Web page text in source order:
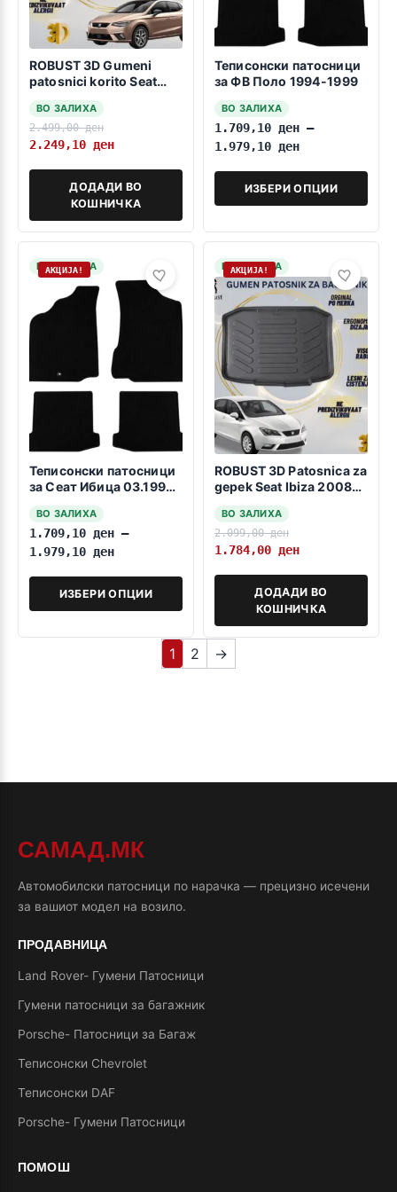
ROBUST 3D Gumeni
patosnici korito Seat
ВО ЗАЛИХА
2.499,00ден
2.249,10 ден
ДОДАДИ ВО
КОШНИЧКА
Теписонски патосници
за ФВ Поло 1994-1999
ВО ЗАЛИХА
1.709,10 ден –
1.979,10 ден
ИЗБЕРИ ОПЦИИ
НА ЗАЛИХА
АКЦИЈА!
Теписонски патосници
за Сеат Ибица 03.1993-
ВО ЗАЛИХА
1.709,10 ден –
1.979,10 ден
ИЗБЕРИ ОПЦИИ
НА ЗАЛИХА
АКЦИЈА!
ROBUST 3D Patosnica za
gepek Seat Ibiza 2008-
ВО ЗАЛИХА
2.099,00ден
1.784,00 ден
ДОДАДИ ВО
КОШНИЧКА
1 2 →
САМАД.МК
Автомобилски патосници по нарачка — прецизно исечени
за вашиот модел на возило.
ПРОДАВНИЦА
Land Rover- Гумени Патосници
Гумени патосници за багажник
Porsche- Патосници за Багаж
Теписонски Chevrolet
Теписонски DAF
Porsche- Гумени Патосници
ПОМОШ